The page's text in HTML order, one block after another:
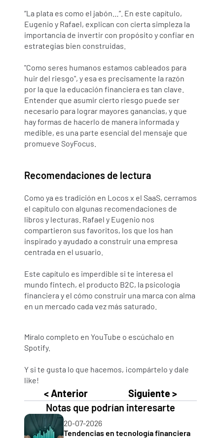
“La plata es como el jabón…”. En este capítulo,
Eugenio y Rafael, explican con cierta simpleza la
importancia de invertir con propósito y confiar en
estrategias bien construidas.
"Como seres humanos estamos cableados para
huir del riesgo", y esa es precisamente la razón
por la que la educación financiera es tan clave.
Entender que asumir cierto riesgo puede ser
necesario para lograr mayores ganancias, y que
hay formas de hacerlo de manera informada y
medible, es una parte esencial del mensaje que
promueve SoyFocus.
Recomendaciones de lectura
Como ya es tradición en Locos x el SaaS, cerramos
el capítulo con algunas recomendaciones de
libros y lecturas. Rafael y Eugenio nos
compartieron sus favoritos, los que los han
inspirado y ayudado a construir una empresa
centrada en el usuario.
Este capítulo es imperdible si te interesa el
mundo fintech, el producto B2C, la psicología
financiera y el cómo construir una marca con alma
en un mercado cada vez más saturado.
Míralo completo en YouTube o escúchalo en
Spotify.
Y si te gusta lo que hacemos, ¡compártelo y dale
like!
< Anterior
Siguiente >
Notas que podrían interesarte
20-07-2026
Tendencias en tecnología financiera